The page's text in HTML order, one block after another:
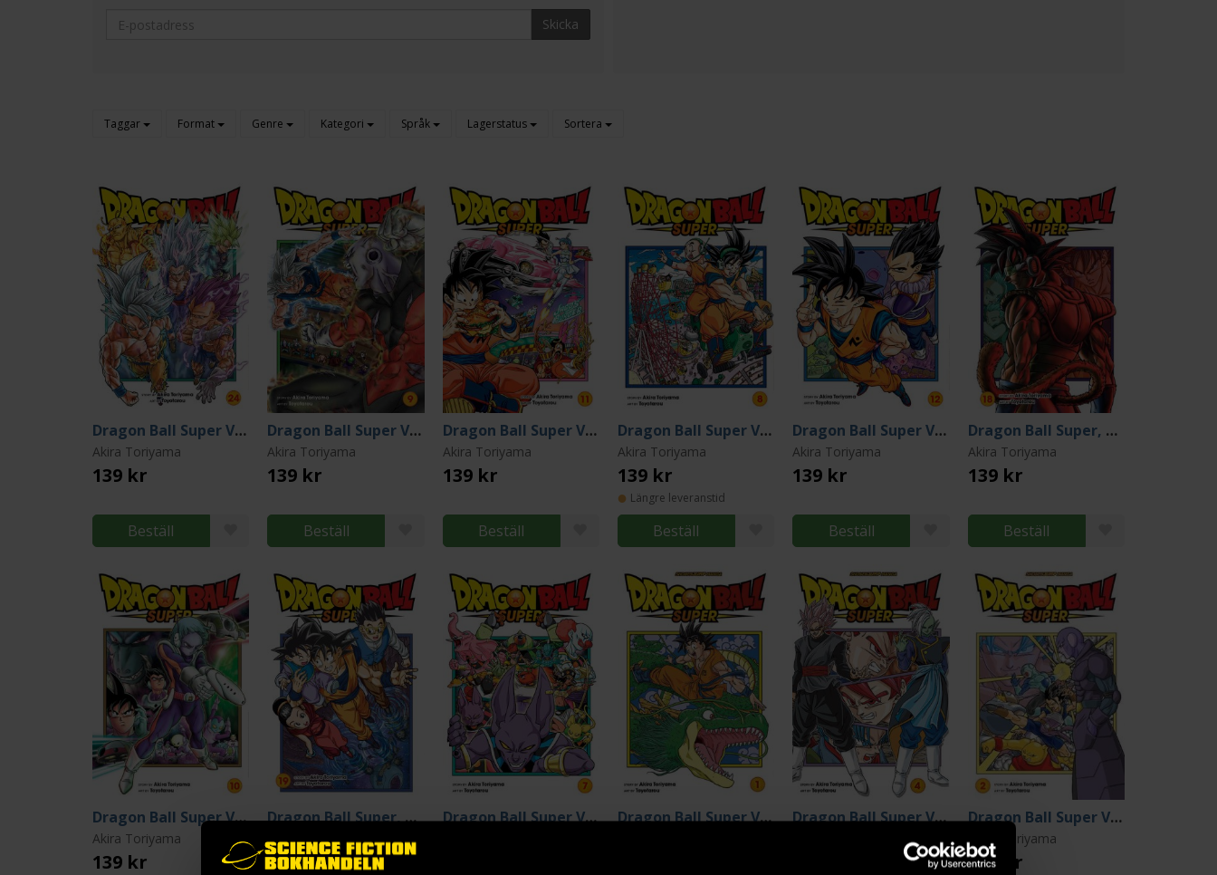
Skicka
Taggar Format Genre Kategori Språk Lagerstatus Sortera
Dragon Ball Super Vol 24
Akira Toriyama
139 kr
Beställ
Dragon Ball Super Vol 9
Akira Toriyama
139 kr
Beställ
Dragon Ball Super Vol 11
Akira Toriyama
139 kr
Beställ
Dragon Ball Super Vol 8
Akira Toriyama
139 kr
Längre leveranstid
Beställ
Dragon Ball Super Vol 12
Akira Toriyama
139 kr
Beställ
Dragon Ball Super, Vol. 18
Akira Toriyama
139 kr
Beställ
Dragon Ball Super Vol 10
Akira Toriyama
139 kr
Dragon Ball Super, Vol. 19
Akira Toriyama
139 kr
Dragon Ball Super Vol 7 Dragon Ball Super Vol 1 Dragon Ball Super Vol 4 Dragon Ball Super Vol 2
Akira Toriyama
139 kr